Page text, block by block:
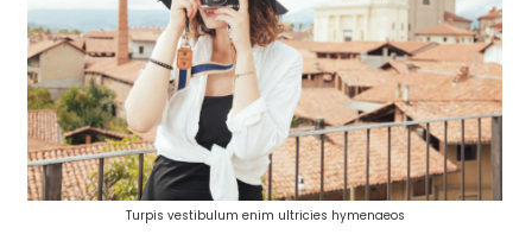
Turpis vestibulum enim ultricies hymenaeos